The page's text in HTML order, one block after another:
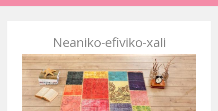
Neaniko-efiviko-xali